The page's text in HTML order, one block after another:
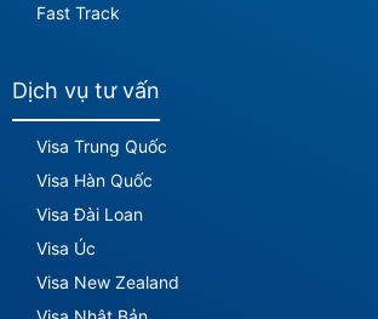
Fast Track
Dịch vụ tư vấn
Visa Trung Quốc
Visa Hàn Quốc
Visa Đài Loan
Visa Úc
Visa New Zealand